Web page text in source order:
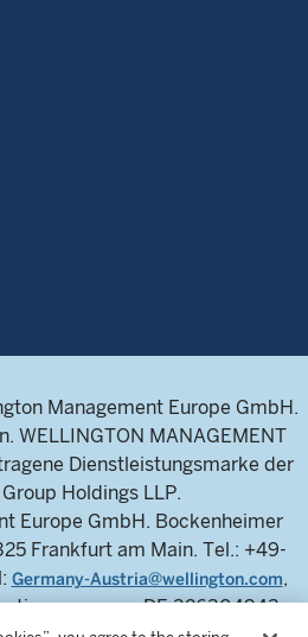
Management Europe GmbH.
WELLINGTON MANAGEMENT
Dienstleistungsmarke der
Holdings LLP.
Europe GmbH. Bockenheimer
Frankfurt am Main. Tel.: +49-
Germany-Austria@wellington.com,
DE 326304943,